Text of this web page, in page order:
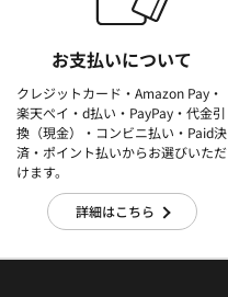
お支払いについて
クレジットカード・Amazon Pay・
楽天ぺイ・d払い・PayPay・代金引
換（現金）・コンビニ払い・Paid決
済・ポイント払いからお選びいただ
けます。
詳細はこちら